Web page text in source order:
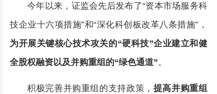
今年以来，证监会先后发布了“资本市场服务科
技企业十六项措施”和“深化科创板改革八条措施”，
为开展关键核心技术攻关的“硬科技”企业建立和健
全股权融资以及并购重组的“绿色通道”。
积极完善并购重组的支持政策， 提高并购重组